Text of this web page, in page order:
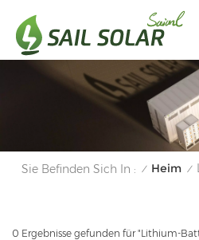
Sie Befinden Sich In : / Heim /
0 Ergebnisse gefunden für "Lithium-